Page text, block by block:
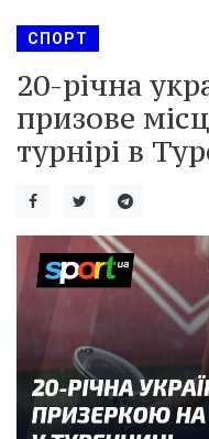
СПОРТ
20-річна
призове
турнірі в